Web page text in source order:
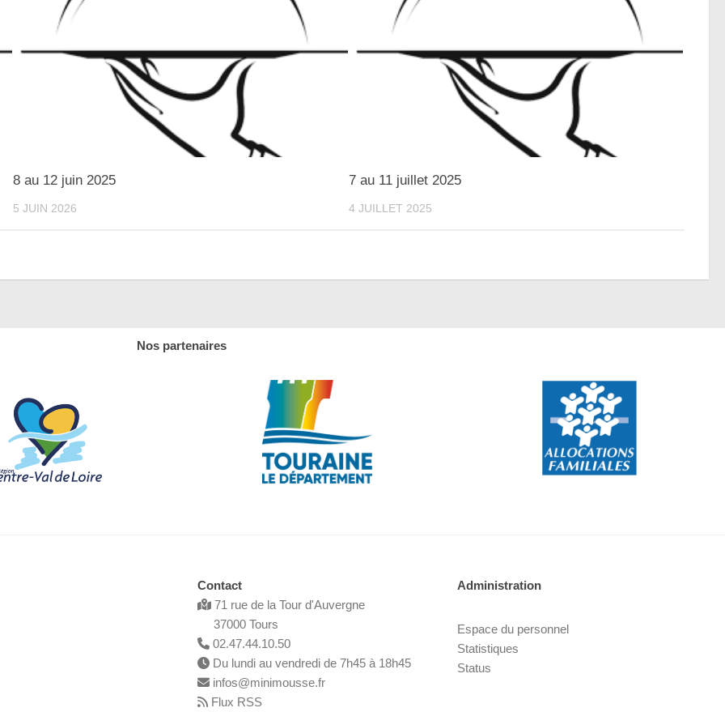
8 au 12 juin 2025
5 JUIN 2026
7 au 11 juillet 2025
4 JUILLET 2025
Nos partenaires
Contact
71 rue de la Tour d'Auvergne
37000 Tours
02.47.44.10.50
Du lundi au vendredi de 7h45 à 18h45
infos@minimousse.fr
Flux RSS
Administration
Espace du personnel
Statistiques
Status